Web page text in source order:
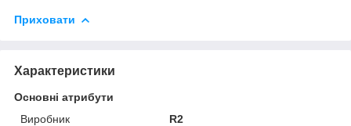
Приховати
Характеристики
Основні атрибути
Виробник
R2